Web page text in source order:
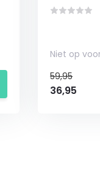
Niet op
59,95
36,95